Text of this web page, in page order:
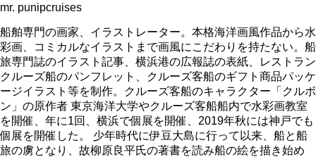
mr. punipcruises
船舶専門の画家、イラストレーター。本格海洋画風作品から水
彩画、コミカルなイラストまで画風にこだわりを持たない。船
旅専門誌のイラスト記事、横浜港の広報誌の表紙、レストラン
クルーズ船のパンフレット、クルーズ客船のギフト商品パッケ
ージイラスト等を制作。クルーズ客船のキャラクター「クルボ
ン」の原作者 東京海洋大学やクルーズ客船船内で水彩画教室
を開催、年に1回、横浜で個展を開催、2019年秋には神戸でも
個展を開催した。 少年時代に伊豆大島に行って以来、船と船
旅の虜となり、故柳原良平氏の著書を読み船の絵を描き始め